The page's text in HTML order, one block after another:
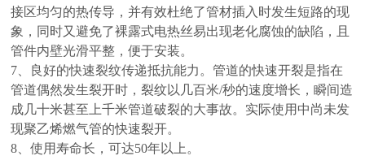
接区均匀的热传导，并有效杜绝了管材插入时发生短路的现
象，同时又避免了裸露式电热丝易出现老化腐蚀的缺陷，且
管件内壁光滑平整，便于安装。
7、 良好的快速裂纹传递抵抗能力。管道的快速开裂是指在
管道偶然发生裂开时，裂纹以几百米/秒的速度增长，瞬间造
成几十米甚至上千米管道破裂的大事故。实际使用中尚未发
现聚乙烯燃气管的快速裂开。
8、使用寿命长，可达50年以上。